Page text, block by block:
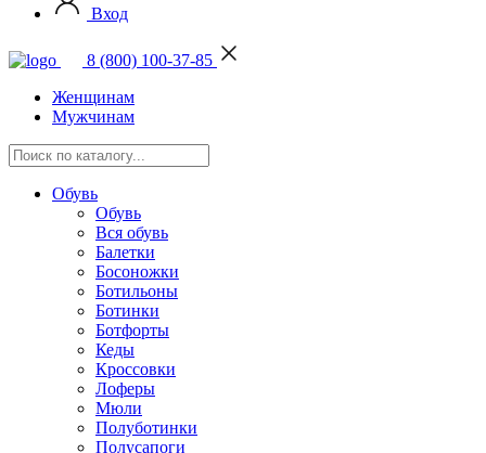
Вход
8 (800) 100-37-85
Женщинам
Мужчинам
Обувь
Обувь
Вся обувь
Балетки
Босоножки
Ботильоны
Ботинки
Ботфорты
Кеды
Кроссовки
Лоферы
Мюли
Полуботинки
Полусапоги